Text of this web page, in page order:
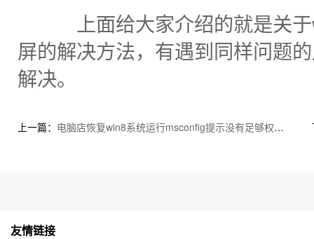
上面给大家介绍的就是关于
屏的解决方法，有遇到同样问题
解决。
上一篇： 电脑店恢复win8系统运行msconfig提示没有足够权限的的技巧
友情链接